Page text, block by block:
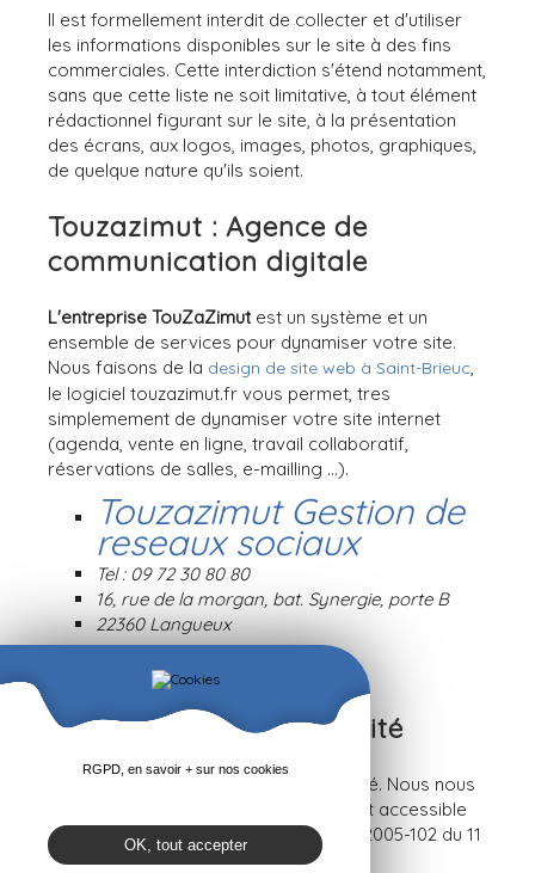
Il est formellement interdit de collecter et d'utiliser
les informations disponibles sur le site à des fins
commerciales. Cette interdiction s'étend notamment,
sans que cette liste ne soit limitative, à tout élément
rédactionnel figurant sur le site, à la présentation
des écrans, aux logos, images, photos, graphiques,
de quelque nature qu'ils soient.
Touzazimut : Agence de
communication digitale
L'entreprise TouZaZimut est un système et un
ensemble de services pour dynamiser votre site.
Nous faisons de la design de site web à Saint-Brieuc,
le logiciel touzazimut.fr vous permet, tres
simplemement de dynamiser votre site internet
(agenda, vente en ligne, travail collaboratif,
réservations de salles, e-mailling ...).
Touzazimut Gestion de
reseaux sociaux
Tel : 09 72 30 80 80
16, rue de la morgan, bat. Synergie, porte B
22360 Langueux
ce.0220196u@ac-rennes.fr
Déclaration d'accessibilité
Engagement en faveur de l'accessibilité. Nous nous
engageons à rendre notre site internet accessible
conformément à l'article 47 de la loi n°2005-102 du 11
février 2005.
RGPD, en savoir + sur nos cookies
OK, tout accepter